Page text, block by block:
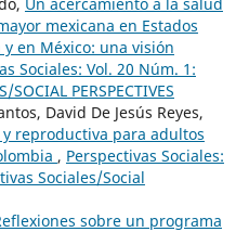
mexicana en Estados
en México: una visión
Sociales: Vol. 20 Núm. 1:
SOCIAL PERSPECTIVES
David De Jesús Reyes,
reproductiva para adultos
, Perspectivas Sociales:
Sociales/Social
sobre un programa